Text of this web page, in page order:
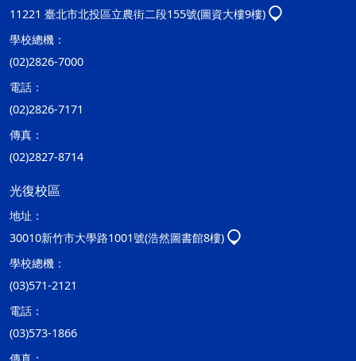
11221 臺北市北投區立農街二段155號(圖資大樓9樓)
學校總機：
(02)2826-7000
電話：
(02)2826-7171
傳真：
(02)2827-8714
光復校區
地址：
30010新竹市大學路1001號(浩然圖書館8樓)
學校總機：
(03)571-2121
電話：
(03)573-1866